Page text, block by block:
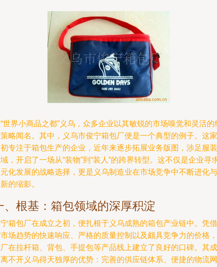
世界小商品之都”义乌，众多企业以其敏锐的市场嗅觉和灵活的
略闻名。其中，义乌市俊宁箱包厂便是一个典型的例子。这家
专注于箱包生产的企业，近年来逐步拓展业务版图，涉足服装
，开启了一场从“装物”到“装人”的跨界转型。这不仅是企业寻
化发展的战略选择，更是义乌制造业在市场竞争中不断进化与
的缩影。
、根基：箱包领域的深厚积淀
箱包厂在成立之初，便扎根于义乌成熟的箱包产业链中。凭借
场趋势的快速响应、严格的质量控制以及颇具竞争力的价格，
在拉杆箱、背包、手提包等产品线上建立了良好的口碑。其成
不开义乌得天独厚的优势：完善的供应链体系、便捷的物流网